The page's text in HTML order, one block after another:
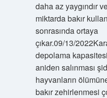
daha az yaygındır
miktarda bakır
sonrasında ortaya
çıkar.09/13/
depolama kapasitesi
aniden salınması
hayvanların
bakır zehirlenmesi